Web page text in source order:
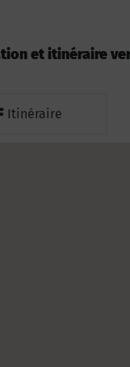
et itinéraire
Itinéraire